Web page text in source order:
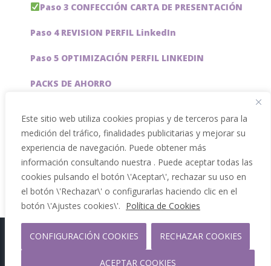
Este sitio web utiliza cookies propias y de terceros para la
medición del tráfico, finalidades publicitarias y mejorar su
experiencia de navegación. Puede obtener más
información consultando nuestra . Puede aceptar todas las
cookies pulsando el botón \'Aceptar\', rechazar su uso en
el botón \'Rechazar\' o configurarlas haciendo clic en el
botón \'Ajustes cookies\'. Política de Cookies
CONFIGURACIÓN COOKIES RECHAZAR COOKIES
ACEPTAR COOKIES
Paso 3 CONFECCIÓN CARTA DE PRESENTACIÓN
Paso 4 REVISION PERFIL LinkedIn
Paso 5 OPTIMIZACIÓN PERFIL LINKEDIN
PACKS DE AHORRO
Servicios especiales
Copyright 2012 - 2026 |
Facebook
Phone